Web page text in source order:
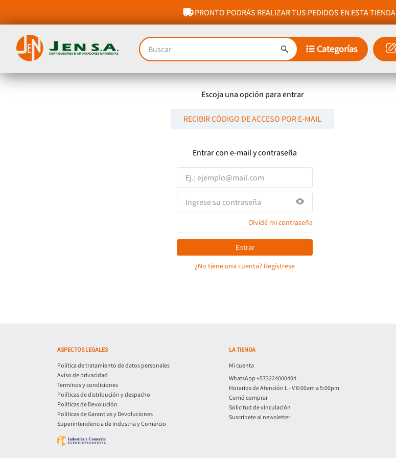
PRONTO PODRÁS REALIZAR TUS PEDIDOS EN ESTA TIENDA
Buscar
Categorías
Escoja una opción para entrar
RECIBIR CÓDIGO DE ACCESO POR E-MAIL
Entrar con e-mail y contraseña
Olvidé mi contraseña
Entrar
¿No tiene una cuenta? Regístrese
ASPECTOS LEGALES
Política de tratamiento de datos personales
Aviso de privacidad
Terminos y condiciones
Políticas de distribución y despacho
Políticas de Devolución
Politicas de Garantias y Devoluciones
Superintendencia de Industria y Comercio
LA TIENDA
Mi cuenta
WhatsApp +573224000404
Horarios de Atención L - V 8:00am a 5:00pm
Comó comprar
Solicitud de vinculación
Suscríbete al newsletter